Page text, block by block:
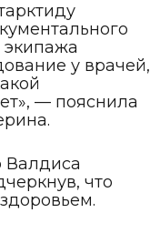
у врачей,
— пояснила
Валдиса
что